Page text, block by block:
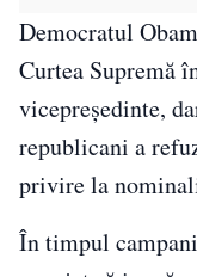
Democratul
Curtea Supremă
vicepreşedinte,
republicani a
privire la
În timpul